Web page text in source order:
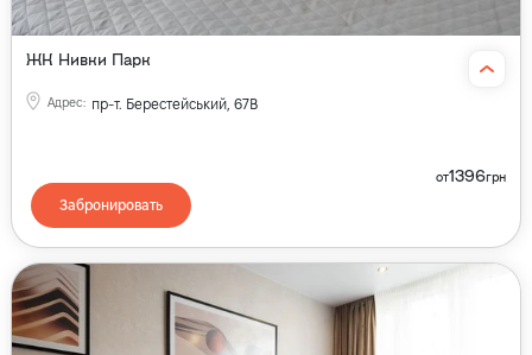
ЖК Нивки Парк
Адрес: пр-т. Берестейський, 67В
от1396грн
Забронировать